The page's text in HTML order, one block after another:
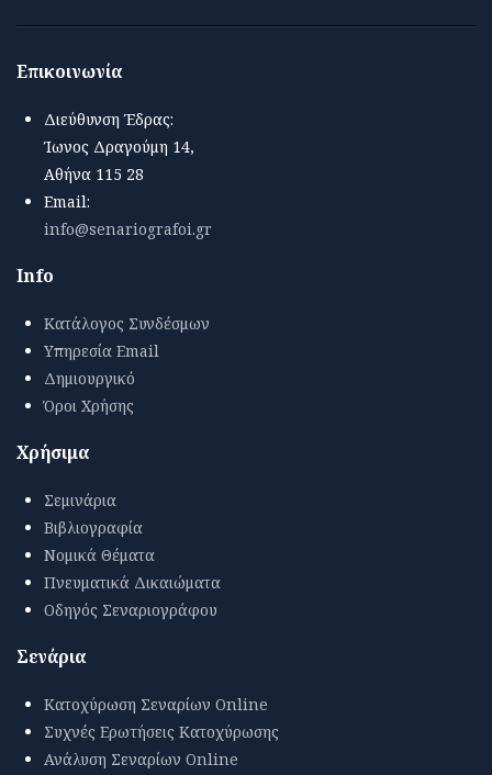
Επικοινωνία
Διεύθυνση Έδρας:
Ίωνος Δραγούμη 14,
Αθήνα 115 28
Email:
info@senariografoi.gr
Info
Κατάλογος Συνδέσμων
Υπηρεσία Email
Δημιουργικό
Όροι Χρήσης
Χρήσιμα
Σεμινάρια
Βιβλιογραφία
Νομικά Θέματα
Πνευματικά Δικαιώματα
Οδηγός Σεναριογράφου
Σενάρια
Κατοχύρωση Σεναρίων Online
Συχνές Ερωτήσεις Κατοχύρωσης
Ανάλυση Σεναρίων Online